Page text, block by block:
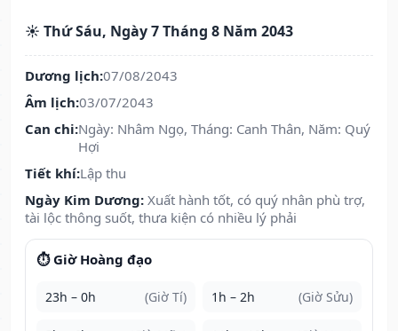
☀️ Thứ Sáu, Ngày 7 Tháng 8 Năm 2043
Dương lịch:07/08/2043
Âm lịch:03/07/2043
Can chi:Ngày: Nhâm Ngọ, Tháng: Canh Thân, Năm: Quý
Hợi
Tiết khí:Lập thu
Ngày Kim Dương: Xuất hành tốt, có quý nhân phù trợ,
tài lộc thông suốt, thưa kiện có nhiều lý phải
⏱️ Giờ Hoàng đạo
23h – 0h (Giờ Tí) 1h – 2h (Giờ Sửu)